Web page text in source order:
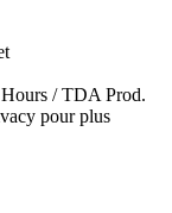
Hours / TDA Prod.
pour plus